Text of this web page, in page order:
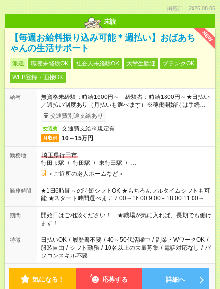
掲載日：2026.08.06
未読
NEW
【毎週お給料振り込み可能＊週払い】おばあち
ゃんの生活サポート
派遣 職種未経験OK 社会人未経験OK 大学生歓迎
ブランクOK
WEB登録・面接OK
給与
無資格未経験：時給1600円～ 経験者：時給1800円～★日払い
／週払い制度あり（月払いも選べます）※稼働開始時は手続き完
了次第のお支払いとなります。
交通費別途支給あり
交通費 交通費支給※規定有
月収例 10～15万円
勤務地
埼玉県行田市
行田市駅 / 行田駅 / 東行田駅 / …
＜ご近所の老人ホームなど＞
勤務時間
★1日6時間～の時短シフトOK ★もちろんフルタイムシフトも可
能 ★スタート時間選べます 7:00～16:00 9:00～18:00 11:00～
20:00 など 残業なし！ ※Wワークの場合、他のお仕事と合わせ
週40時間超の就業はご案内できません ※法令に基づき、週20時
間以上勤務は社会保険への加入対象となります ※労働者派遣法
（日雇い派遣の原則禁止）により、短時間・短期間の就業はご
案内が難しい場合があります
期間
開始日はご相談ください！ ★職場が気に入れば、長期でも働け
ます！
特徴 日払いOK / 履歴書不要 / 40～50代活躍中 / 副業・WワークOK /
服装自由 / シフト勤務 / 10名以上の大量募集 / 電話対応なし / パ
ソコンスキル不要
気になる！ 応募する 詳細へ